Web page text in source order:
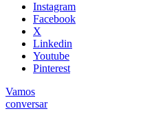
Instagram
Facebook
X
Linkedin
Youtube
Pinterest
Vamos
conversar